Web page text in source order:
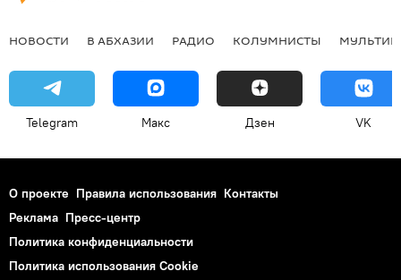
НОВОСТИ В АБХАЗИИ РАДИО КОЛУМНИСТЫ
Telegram Макс Дзен VK
О проекте Правила использования Контакты
Реклама Пресс-центр
Политика конфиденциальности
Политика использования Cookie